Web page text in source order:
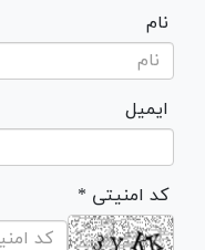
نام
ایمیل
* کد امنیتی